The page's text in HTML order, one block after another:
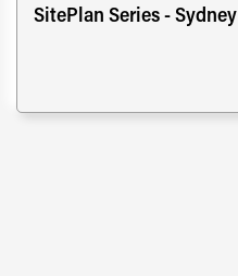
SitePlan Series - Sydney